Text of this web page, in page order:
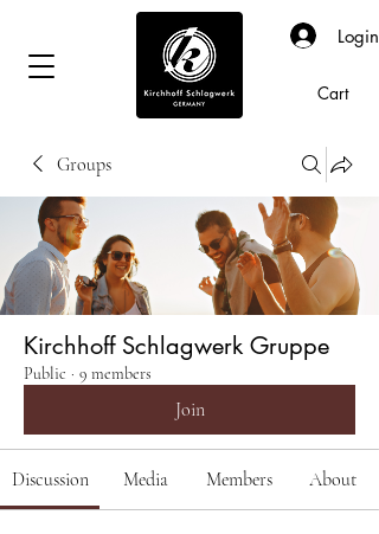
Login
Cart
Groups
Kirchhoff Schlagwerk Gruppe
Public · 9 members
Join
Discussion Media Members About